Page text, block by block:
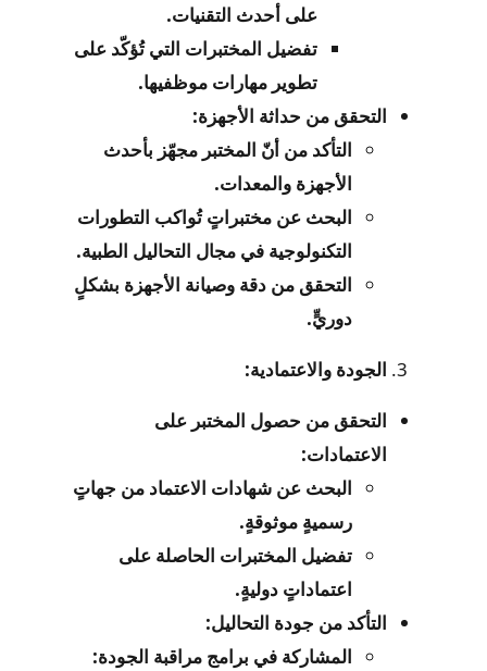
على أحدث التقنيات.
تفضيل المختبرات التي تُؤكّد على
تطوير مهارات موظفيها.
التحقق من حداثة الأجهزة:
التأكد من أنّ المختبر مجهّز بأحدث
الأجهزة والمعدات.
البحث عن مختبراتٍ تُواكب التطورات
التكنولوجية في مجال التحاليل الطبية.
التحقق من دقة وصيانة الأجهزة بشكلٍ
دوريٍّ.
الجودة والاعتمادية:
التحقق من حصول المختبر على
الاعتمادات:
البحث عن شهادات الاعتماد من جهاتٍ
رسميةٍ موثوقةٍ.
تفضيل المختبرات الحاصلة على
اعتماداتٍ دوليةٍ.
التأكد من جودة التحاليل:
المشاركة في برامج مراقبة الجودة: